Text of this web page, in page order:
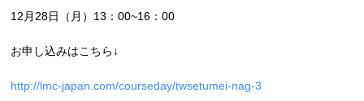
12月28日（月）13：00~16：00
お申し込みはこちら↓
http://lmc-japan.com/courseday/twsetumei-nag-3